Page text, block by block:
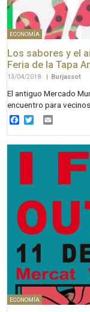
ECONOMÍA
Los sabores y el
Feria de la Tapa
13/04/2018 | Burjassot
El antiguo Mercado
encuentro para
Facebook
Twitter
ECONOMÍA